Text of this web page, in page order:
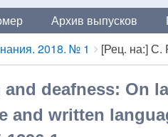
Архив выпусков
2018. № 1 [Рец. на:] С.
deafness: On
written